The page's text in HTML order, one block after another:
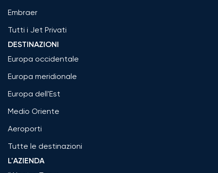
Embraer
Tutti i Jet Privati
DESTINAZIONI
Europa occidentale
Europa meridionale
Europa dell'Est
Medio Oriente
Aeroporti
Tutte le destinazioni
L'AZIENDA